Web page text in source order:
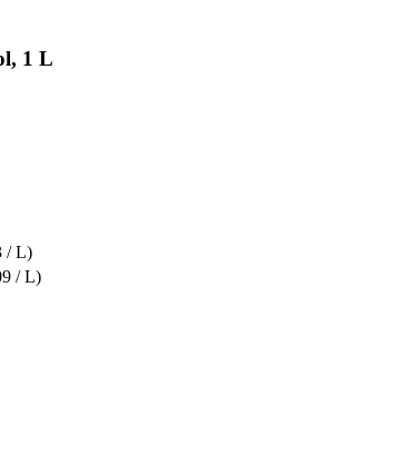
1 L
/ L)
/ L)